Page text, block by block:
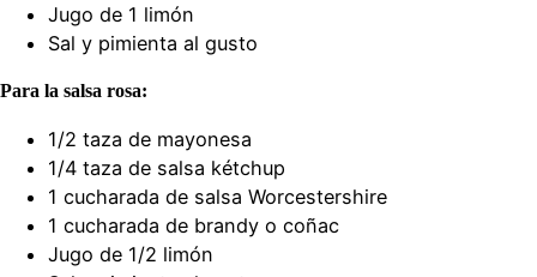
Jugo de 1 limón
Sal y pimienta al gusto
Para la salsa rosa:
1/2 taza de mayonesa
1/4 taza de salsa kétchup
1 cucharada de salsa Worcestershire
1 cucharada de brandy o coñac
Jugo de 1/2 limón